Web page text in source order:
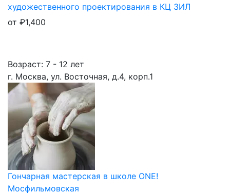
художественного проектирования в КЦ ЗИЛ
от ₽1,400
Возраст: 7 - 12 лет
г. Москва, ул. Восточная, д.4, корп.1
Гончарная мастерская в школе ONE!
Мосфильмовская